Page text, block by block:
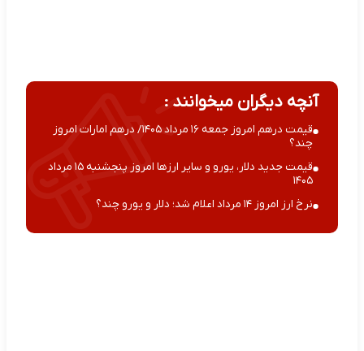
آنچه دیگران میخوانند :
قیمت درهم امروز جمعه ۱۶ مرداد ۱۴۰۵/ درهم امارات امروز
چند؟
قیمت جدید دلار، یورو و سایر ارزها امروز پنجشنبه ۱۵ مرداد
۱۴۰۵
نرخ ارز امروز ۱۴ مرداد اعلام شد؛ دلار و یورو چند؟